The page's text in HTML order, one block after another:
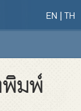
EN TH
พิมพ์